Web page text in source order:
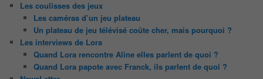
Les coulisses des jeux
Les caméras d’un jeu plateau
Un plateau de jeu télévisé coûte cher, mais pourquoi ?
Les interviews de Lora
Quand Lora rencontre Aline elles parlent de quoi ?
Quand Lora papote avec Franck, ils parlent de quoi ?